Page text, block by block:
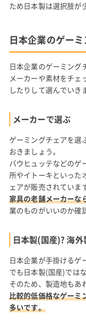
ため日本製は選択肢が
日本企業のゲー
日本企業のゲーミング
メーカーや素材をチェ
したりして選んでいき
メーカーで選ぶ
ゲーミングチェアを選
おきましょう。
バウヒュッテなどのゲ
所やイトーキといった
ェアが販売されていま
家具の老舗メーカーな
業のものがいいのか確
日本製(国産)? 海
日本企業が手掛けるゲ
でも日本製(国産)では
そのため、製造地もあ
比較的低価格なゲーミ
多いです。